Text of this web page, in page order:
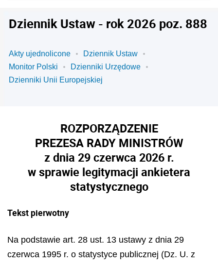
Dziennik Ustaw - rok 2026 poz. 888
Akty ujednolicone
Dziennik Ustaw
Monitor Polski
Dzienniki Urzędowe
Dzienniki Unii Europejskiej
ROZPORZĄDZENIE
PREZESA RADY MINISTRÓW
z dnia 29 czerwca 2026 r.
w sprawie legitymacji ankietera
statystycznego
Tekst pierwotny
Na podstawie art. 28 ust. 13 ustawy z dnia 29
czerwca 1995 r. o statystyce publicznej (Dz. U. z